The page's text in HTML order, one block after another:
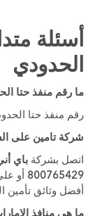
أسئلة
الحدودي
ما رقم منفذ حتا
رقم منفذ حتا الحدودي هو:
شركة تامين على
اتصل بشركةباي
800765429 أو
أفضل وثائق تأمين